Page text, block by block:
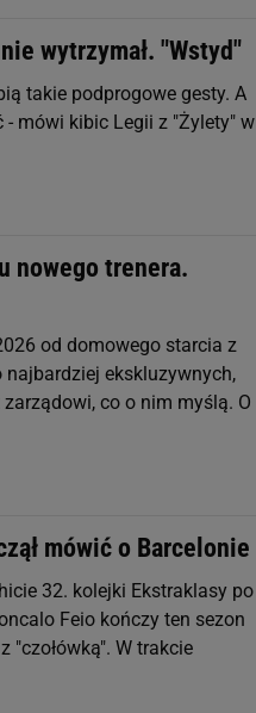
wytrzymał. "Wstyd"
takie podprogowe gesty. A
- mówi kibic Legii z "Żylety" w
nowego trenera.
od domowego starcia z
najbardziej ekskluzywnych,
co o nim myślą. O
mówić o Barcelonie
32. kolejki Ekstraklasy po
Feio kończy ten sezon
"czołówką". W trakcie